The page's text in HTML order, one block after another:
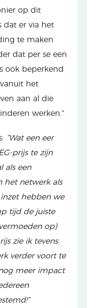
op dit
dat er via het
te maken
dat per se een
ook beperkend
het
aan al die
werken.”
“Wat een eer
prijs te zijn
als een
het netwerk als
hebben we
tijd de juiste
op)
zie ik tevens
verder voort te
meer impact